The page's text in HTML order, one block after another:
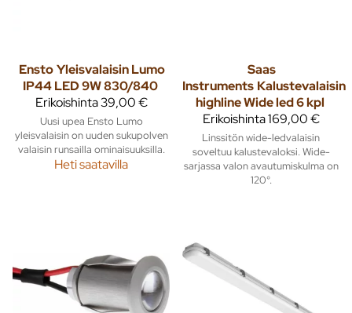
EnstoYleisvalaisin Lumo
IP44 LED 9W 830/840
Erikoishinta39,00 €
Uusi upea Ensto Lumo
yleisvalaisin on uuden sukupolven
valaisin runsailla ominaisuuksilla.
Heti saatavilla
Saas
Instruments Kalustevalaisin
highline Wide led 6 kpl
Erikoishinta169,00 €
Linssitön wide-ledvalaisin
soveltuu kalustevaloksi. Wide-
sarjassa valon avautumiskulma on
120°.